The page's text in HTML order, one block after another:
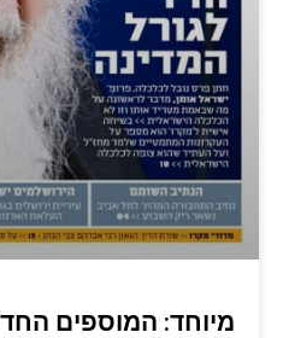
מיוחד: המוספים